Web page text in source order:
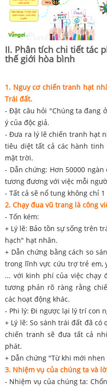
II. Phân tích chi tiết tác
thế giới hòa bình
1. Nguy cơ chiến tranh hạt
Trái đất.
- Đặt câu hỏi "Chúng ta đang
ý của độc giả.
- Đưa ra lý lẽ chiến tranh hạt
tiêu diệt tất cả các hành tinh
mặt trời.
- Dẫn chứng: Hơn 50000
tương đương với việc mỗi
- Tất cả sẽ nổ tung không chỉ
2. Chạy đua vũ trang là công
- Tốn kém:
+ Lý lẽ: Bảo tồn sự sống trên
hạch" hạt nhân.
+ Dẫn chứng bằng cách so
trong lĩnh vực cứu trợ trẻ em,
... với kinh phí của việc chạy
tương phản rõ ràng rằng
các hoạt động khác.
- Phi lý: Đi ngược lại lý trí con
+ Lý lẽ: So sánh trái đất đã
chiến tranh sẽ đưa tất cả
phát.
+ Dẫn chứng "Từ khi mới
3. Nhiệm vụ của chúng ta và
- Nhiệm vụ của chúng ta: